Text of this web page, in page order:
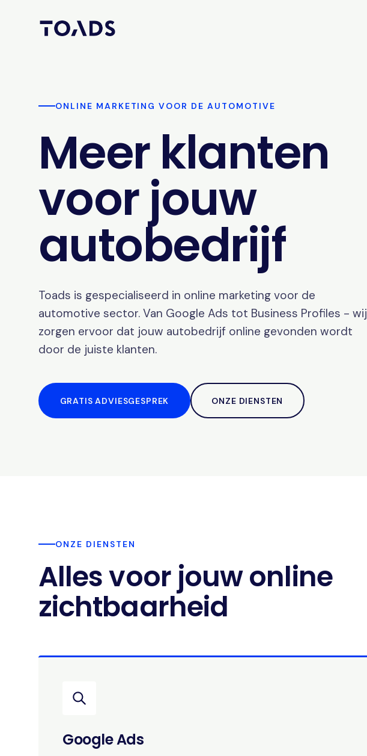
ONLINE MARKETING VOOR DE AUTOMOTIVE
Meer klanten
voor jouw
autobedrijf
Toads is gespecialiseerd in online marketing voor de
automotive sector. Van Google Ads tot Business Profiles - wij
zorgen ervoor dat jouw autobedrijf online gevonden wordt
door de juiste klanten.
GRATIS ADVIESGESPREK ONZE DIENSTEN
ONZE DIENSTEN
Alles voor jouw online
zichtbaarheid
Google Ads